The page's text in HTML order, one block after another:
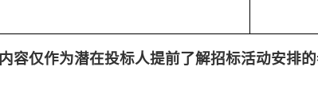
仅作为潜在投标人提前了解招标活动安排